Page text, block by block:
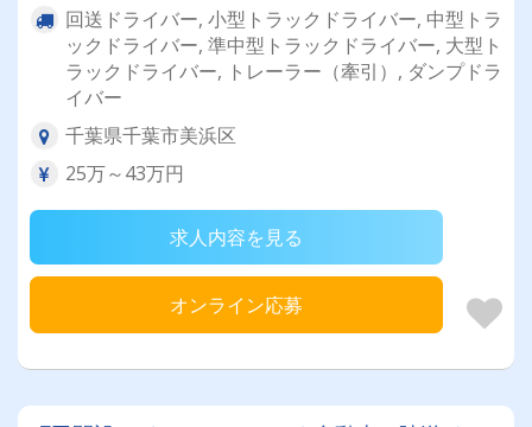
回送ドライバー, 小型トラックドライバー, 中型トラ
ックドライバー, 準中型トラックドライバー, 大型ト
ラックドライバー, トレーラー（牽引）, ダンプドラ
イバー
千葉県千葉市美浜区
25万～43万円
求人内容を見る
オンライン応募